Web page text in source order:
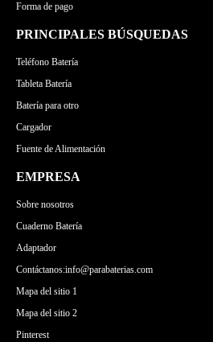
Forma de pago
PRINCIPALES BÚSQUEDAS
Teléfono Batería
Tableta Batería
Batería para otro
Cargador
Fuente de Alimentación
EMPRESA
Sobre nosotros
Cuaderno Batería
Adaptador
Contáctanos:info@parabaterias.com
Mapa del sitio 1
Mapa del sitio 2
Pinterest